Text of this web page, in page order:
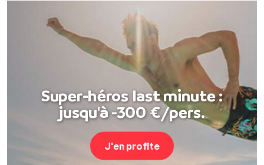
Super-héros last minute :
jusqu'à -300 €/pers.
J'en profite